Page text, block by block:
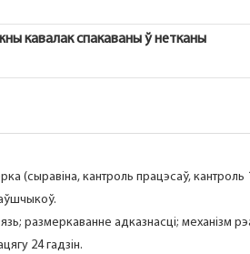
кавалак спакаваны ў нетканы
(сыравіна, кантроль працэсаў,
размеркаванне адказнасці; механізм
24 гадзін.